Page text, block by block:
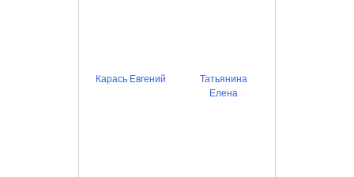
Карась Евгений
Татьянина
Елена